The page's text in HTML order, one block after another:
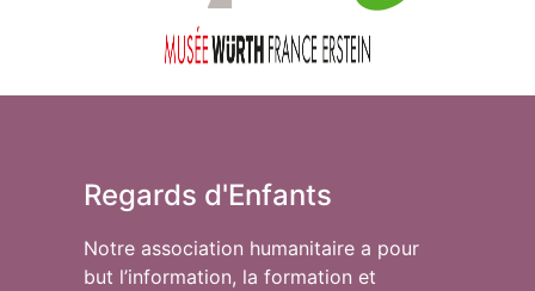
Regards d'Enfants
Notre association humanitaire a pour
but l’information, la formation et